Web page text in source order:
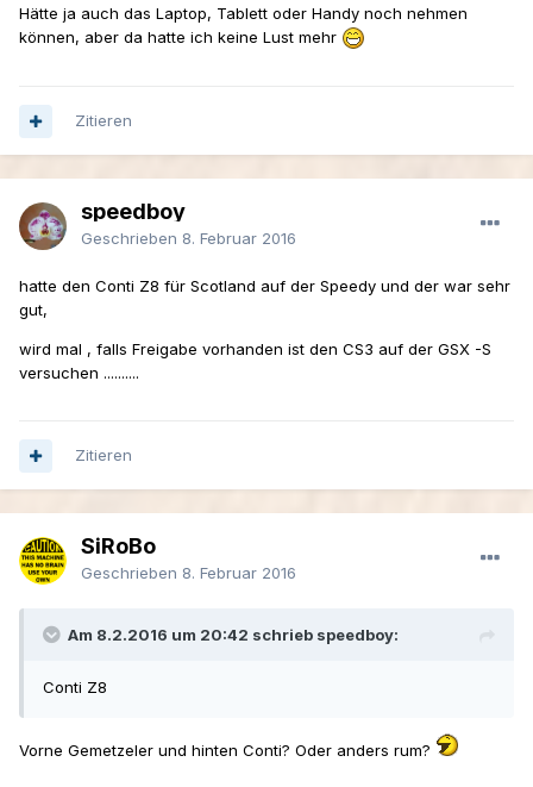
Hätte ja auch das Laptop, Tablett oder Handy noch nehmen
können, aber da hatte ich keine Lust mehr
Zitieren
speedboy
Geschrieben 8. Februar 2016
hatte den Conti Z8 für Scotland auf der Speedy und der war sehr
gut,
wird mal , falls Freigabe vorhanden ist den CS3 auf der GSX -S
versuchen ..........
Zitieren
SiRoBo
Geschrieben 8. Februar 2016
Am 8.2.2016 um 20:42 schrieb speedboy:
Conti Z8
Vorne Gemetzeler und hinten Conti? Oder anders rum?